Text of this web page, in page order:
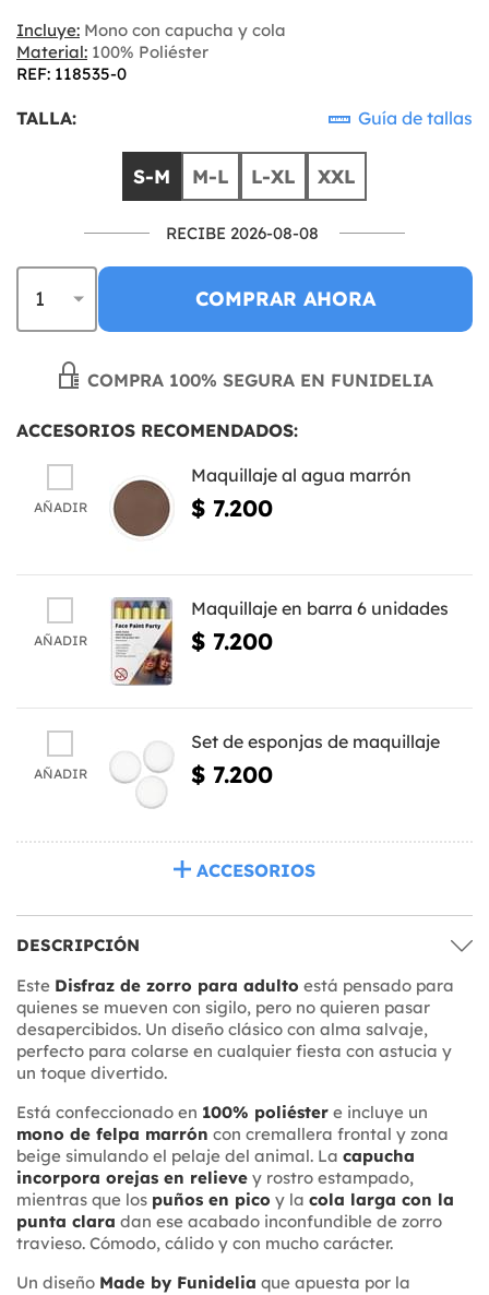
Incluye: Mono con capucha y cola
Material: 100% Poliéster
REF: 118535-0
TALLA: Guía de tallas
S-M M-L L-XL XXL
RECIBE 2026-08-08
COMPRAR AHORA
COMPRA 100% SEGURA EN FUNIDELIA
ACCESORIOS RECOMENDADOS:
AÑADIR
Maquillaje al agua marrón
$ 7.200
AÑADIR
Maquillaje en barra 6 unidades
$ 7.200
AÑADIR
Set de esponjas de maquillaje
$ 7.200
ACCESORIOS
DESCRIPCIÓN
Este Disfraz de zorro para adulto está pensado para
quienes se mueven con sigilo, pero no quieren pasar
desapercibidos. Un diseño clásico con alma salvaje,
perfecto para colarse en cualquier fiesta con astucia y
un toque divertido.
Está confeccionado en 100% poliéster e incluye un
mono de felpa marrón con cremallera frontal y zona
beige simulando el pelaje del animal. La capucha
incorpora orejas en relieve y rostro estampado,
mientras que los puños en pico y la cola larga con la
punta clara dan ese acabado inconfundible de zorro
travieso. Cómodo, cálido y con mucho carácter.
Un diseño Made by Funidelia que apuesta por la